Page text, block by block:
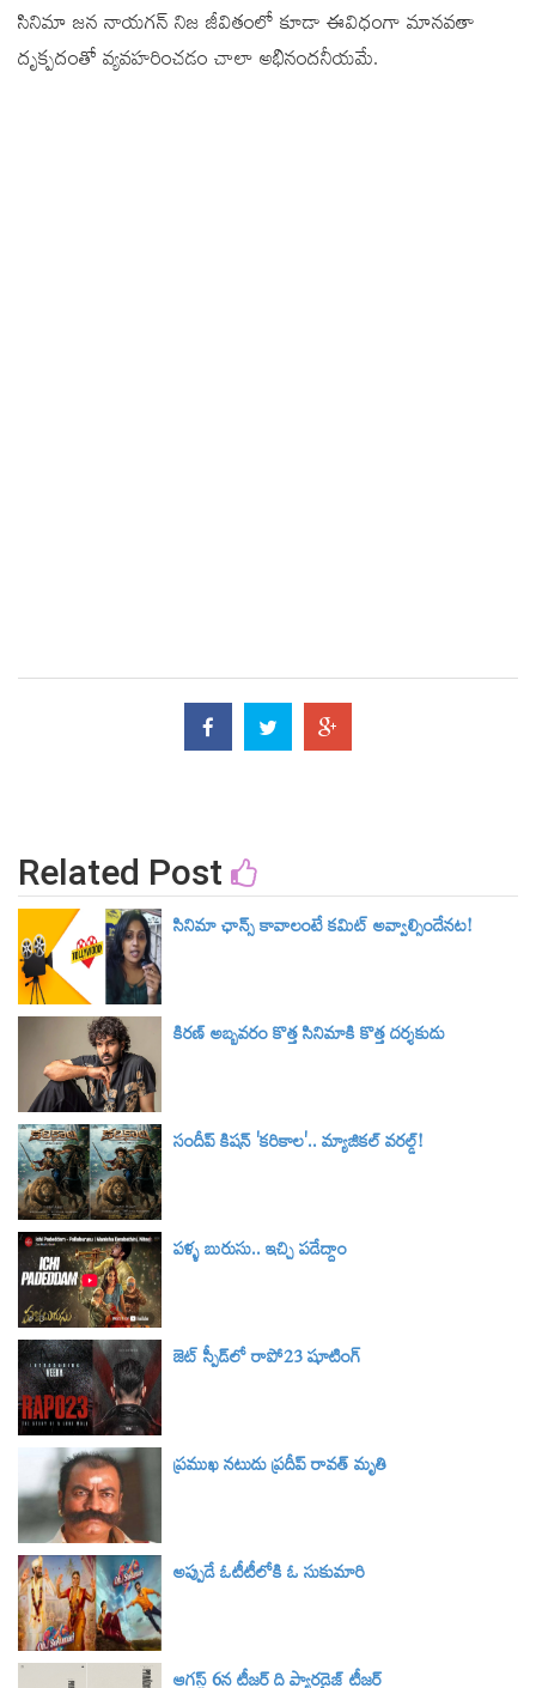
సినిమా జన నాయగన్ నిజ జీవితంలో కూడా ఈవిధంగా మానవతా
దృక్పదంతో వ్యవహరించడం చాలా అభినందనీయమే.
Related Post
సినిమా ఛాన్స్ కావాలంటే కమిట్ అవ్వాల్సిందేనట!
కిరణ్ అబ్బవరం కొత్త సినిమాకి కొత్త దర్శకుడు
సందీప్ కిషన్ 'కరికాల'.. మ్యాజికల్ వరల్డ్‌!
పళ్ళ బురుసు.. ఇచ్చి పడేద్దాం
జెట్ స్పీడ్‌లో రాపో23 షూటింగ్
ప్రముఖ నటుడు ప్రదీప్ రావత్ మృతి
అప్పుడే ఓటీటీలోకి ఓ సుకుమారి